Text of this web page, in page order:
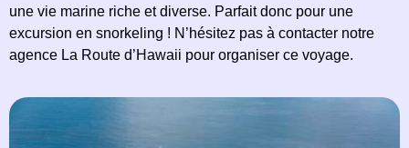
une vie marine riche et diverse. Parfait donc pour une
excursion en snorkeling ! N’hésitez pas à contacter notre
agence La Route d’Hawaii pour organiser ce voyage.